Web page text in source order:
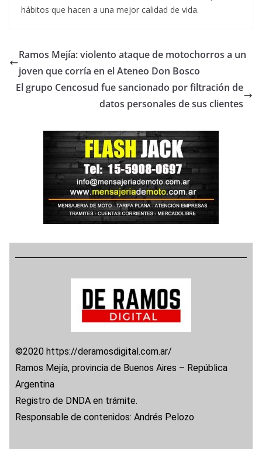
hábitos que hacen a una mejor calidad de vida.
Ramos Mejía: violento ataque de motochorros a un
joven que corría en el Ateneo Don Bosco
El grupo Cencosud fue sancionado por filtración de
datos personales de sus clientes
©2020 https://deramosdigital.com.ar/
Ramos Mejía, provincia de Buenos Aires – República
Argentina
Registro de DNDA en trámite.
Responsable de contenidos: Andrés Pelozo